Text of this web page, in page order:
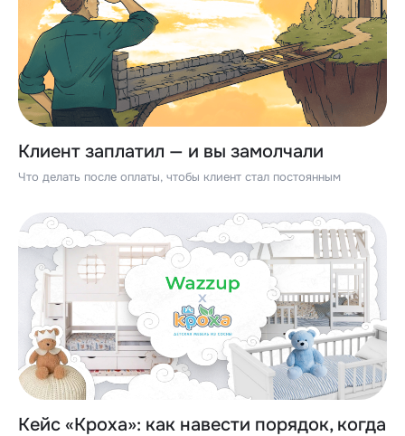
Клиент заплатил — и вы замолчали
Что делать после оплаты, чтобы клиент стал постоянным
Кейс «Кроха»: как навести порядок, когда